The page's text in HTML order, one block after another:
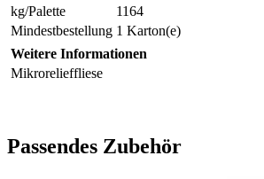
kg/Palette
1164
Mindestbestellung 1 Karton(e)
Weitere Informationen
Mikrorelieffliese
Passendes Zubehör